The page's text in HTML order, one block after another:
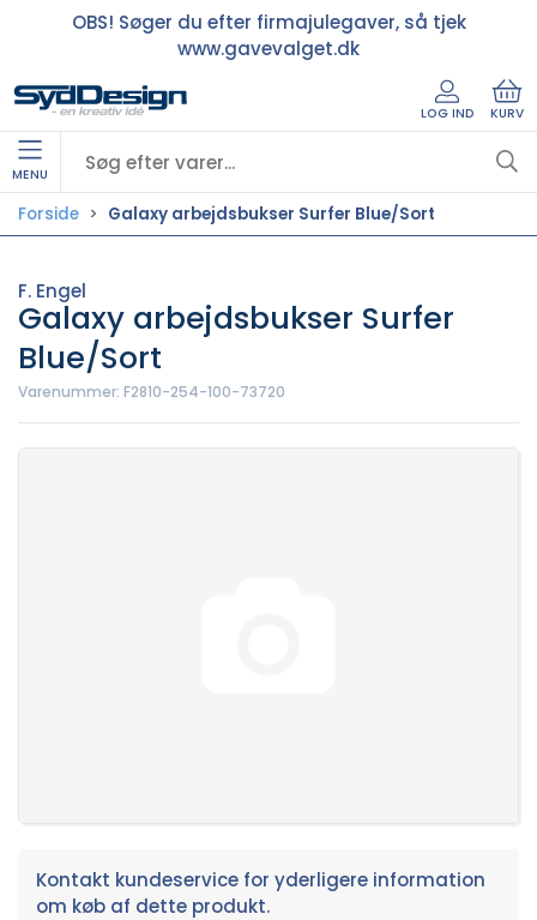
OBS! Søger du efter firmajulegaver, så tjek
www.gavevalget.dk
LOG IND KURV
MENU
Forside Galaxy arbejdsbukser Surfer Blue/Sort
F. Engel
Galaxy arbejdsbukser Surfer
Blue/Sort
Varenummer: F2810-254-100-73720
Kontakt kundeservice for yderligere information
om køb af dette produkt.